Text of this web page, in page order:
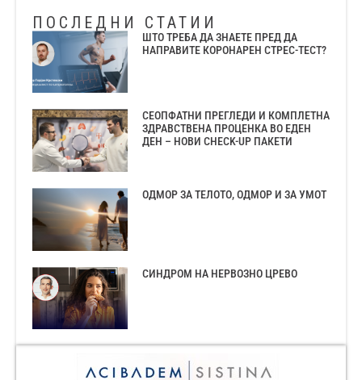
ПОСЛЕДНИ СТАТИИ
ШТО ТРЕБА ДА ЗНАЕТЕ ПРЕД ДА
НАПРАВИТЕ КОРОНАРЕН СТРЕС-ТЕСТ?
СЕОПФАТНИ ПРЕГЛЕДИ И КОМПЛЕТНА
ЗДРАВСТВЕНА ПРОЦЕНКА ВО ЕДЕН
ДЕН – НОВИ CHECK-UP ПАКЕТИ
ОДМОР ЗА ТЕЛОТО, ОДМОР И ЗА УМОТ
СИНДРОМ НА НЕРВОЗНО ЦРЕВО